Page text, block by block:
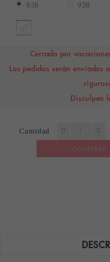
85B 95B
Cerrado por
Los pedidos serán enviados
Disculpen
Cantidad
COMPRAR